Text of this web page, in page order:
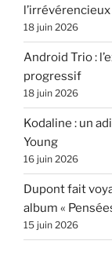
18 juin 2026
Android Trio :
progressif
18 juin 2026
Kodaline : un
Young
16 juin 2026
Dupont fait
album «
15 juin 2026